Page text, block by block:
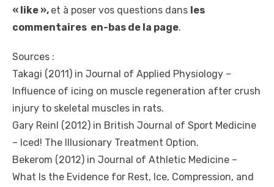
« like », et à poser vos questions dans les
commentaires en-bas de la page.
Sources :
Takagi (2011) in Journal of Applied Physiology –
Influence of icing on muscle regeneration after crush
injury to skeletal muscles in rats.
Gary Reinl (2012) in British Journal of Sport Medicine
– Iced! The Illusionary Treatment Option.
Bekerom (2012) in Journal of Athletic Medicine –
What Is the Evidence for Rest, Ice, Compression, and